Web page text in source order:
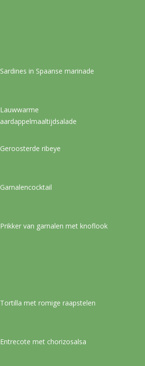
Sardines in Spaanse marinade
Lauwwarme
aardappelmaaltijdsalade
Geroosterde ribeye
Garnalencocktail
Prikker van garnalen met knoflook
Tortilla met romige raapstelen
Entrecote met chorizosalsa